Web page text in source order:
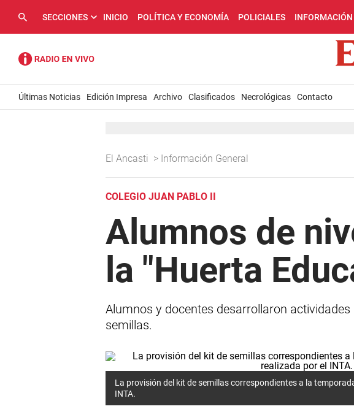
SECCIONES INICIO POLÍTICA Y ECONOMÍA POLICIALES
Últimas Noticias Edición Impresa Archivo Clasificados Necrológicas Contacto
El Ancasti > Información General
COLEGIO JUAN PABLO II
Alumnos de
la "Huerta
Alumnos y docentes desarrollaron
semillas.
La provisión del kit de semillas correspondientes a la
INTA.